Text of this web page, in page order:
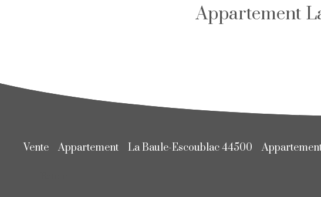
Appartement
Vente Appartement La Baule-Escoublac 44500